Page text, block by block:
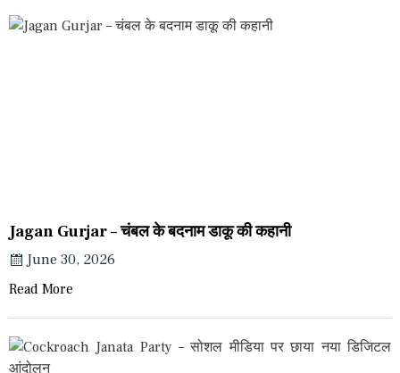
Jagan Gurjar – चंबल के बदनाम डाकू की कहानी
June 30, 2026
Read More